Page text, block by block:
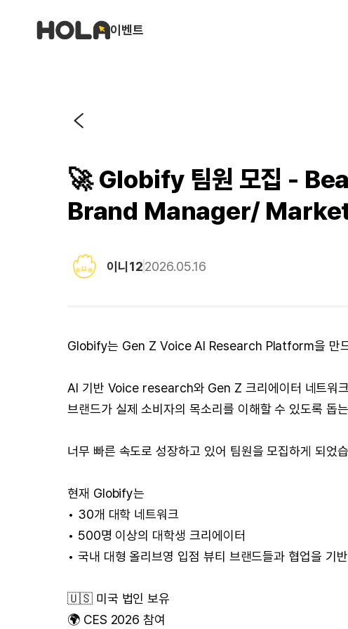
이벤트
🚀 Globify 팀원 모집 -
Brand Manager/
이니122026.05.16
Globify는 Gen Z Voice AI Research Platform을 만
AI 기반 Voice research와 Gen Z 크리에이터 네트워
브랜드가 실제 소비자의 목소리를 이해할 수 있도록 돕
너무 빠른 속도로 성장하고 있어 팀원을 모집하게 되었
현재 Globify는
• 30개 대학 네트워크
• 500명 이상의 대학생 크리에이터
• 국내 대형 올리브영 입점 뷰티 브랜드들과 협업을 기
🇺🇸 미국 법인 보유
🌍 CES 2026 참여